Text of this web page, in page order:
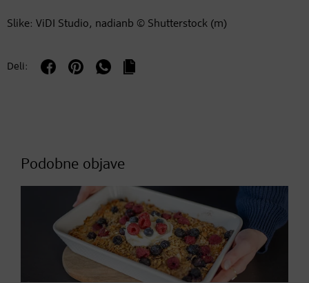
Slike: ViDI Studio, nadianb © Shutterstock (m)
Deli:
Podobne objave